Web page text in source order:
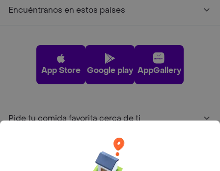
Encuéntranos en estos países
App Store Google play AppGallery
Pide tu comida favorita cerca de ti